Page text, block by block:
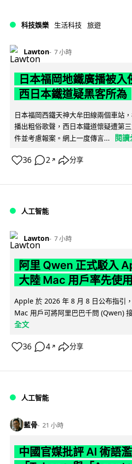
科技娛樂 生活科技 旅遊
Lawton 7 小時
日本福岡地鐵廣播被入
西日本鐵道疑黑客所為
日本福岡西鐵天神大牟田線兩個車站
播出粗俗歌聲，西日本鐵道懷疑遭第
件並考慮報案。網上一度傳言...
閱讀
36 2 ↗ 分享
人工智能
Lawton 7 小時
阿里 Qwen 正式駁入
大陸 Mac 用戶率先使用
Apple 於 2026 年 8 月 8 日公布指引
Mac 用戶可將阿里巴巴千問 (Qwen)
全文
36 4 ↗ 分享
人工智能
藍骨 21 小時
中國官媒批評 AI 術語